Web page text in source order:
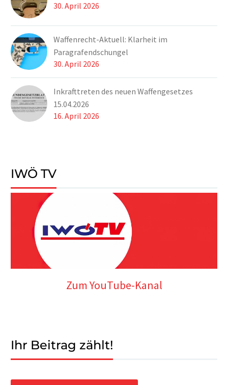
30. April 2026
Waffenrecht-Aktuell: Klarheit im
Paragrafendschungel
30. April 2026
Inkrafttreten des neuen Waffengesetzes
15.04.2026
16. April 2026
IWÖ TV
Zum YouTube-Kanal
Ihr Beitrag zählt!